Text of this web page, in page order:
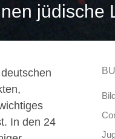
jüdische
In den 24